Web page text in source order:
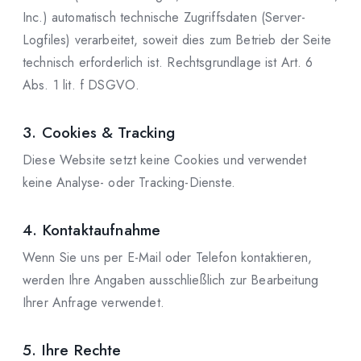
Inc.) automatisch technische Zugriffsdaten (Server-
Logfiles) verarbeitet, soweit dies zum Betrieb der Seite
technisch erforderlich ist. Rechtsgrundlage ist Art. 6
Abs. 1 lit. f DSGVO.
3. Cookies & Tracking
Diese Website setzt keine Cookies und verwendet
keine Analyse- oder Tracking-Dienste.
4. Kontaktaufnahme
Wenn Sie uns per E-Mail oder Telefon kontaktieren,
werden Ihre Angaben ausschließlich zur Bearbeitung
Ihrer Anfrage verwendet.
5. Ihre Rechte